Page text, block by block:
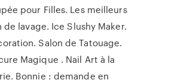
pour Filles. Les meilleurs
de lavage. Ice Slushy Maker.
Salon de Tatouage.
Magique . Nail Art à la
Bonnie : demande en